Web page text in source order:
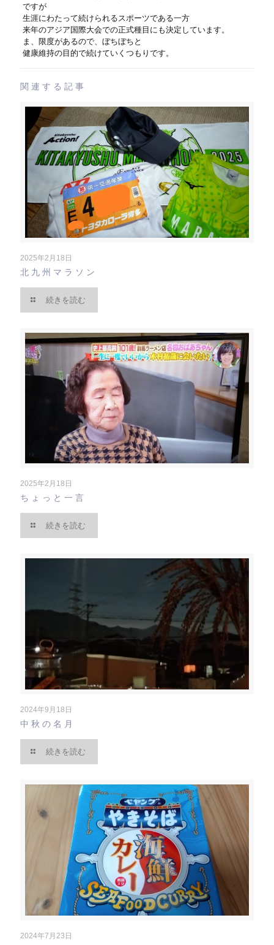
ですが
生涯にわたって続けられるスポーツである一方
来年のアジア国際大会での正式種目にも決定しています。
ま、限度があるので、ぼちぼちと
健康維持の目的で続けていくつもりです。
関連する記事
2025年2月18日
北九州マラソン
続きを読む
2025年2月18日
ちょっと一言
続きを読む
2024年9月18日
中秋の名月
続きを読む
2024年7月23日